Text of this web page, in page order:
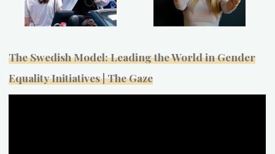
The Swedish Model: Leading the World in Gender
Equality Initiatives | The Gaze